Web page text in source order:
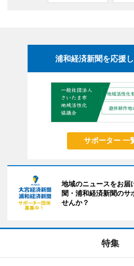
浦和経済新聞を応援
サポーター 一
地域のニュースをお届
聞・浦和経済新聞のサ
せんか？
特集